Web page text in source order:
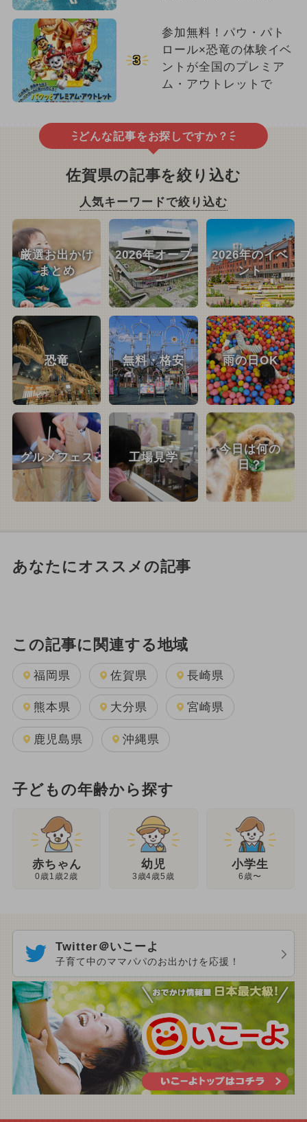
3
参加無料！パウ・パト
ロール×恐竜の体験イベ
ントが全国のプレミア
ム・アウトレットで
どんな記事をお探しですか？
佐賀県の記事を絞り込む
人気キーワードで絞り込む
厳選お出かけ
まとめ
2026年オープ
ン
2026年のイベ
ント
恐竜 無料・格安 雨の日OK
グルメフェス 工場見学
今日は何の
日？
あなたにオススメの記事
この記事に関連する地域
福岡県 佐賀県 長崎県
熊本県 大分県 宮崎県
鹿児島県 沖縄県
子どもの年齢から探す
赤ちゃん
0歳1歳2歳
幼児
3歳4歳5歳
小学生
6歳〜
Twitter＠いこーよ
子育て中のママパパのお出かけを応援！